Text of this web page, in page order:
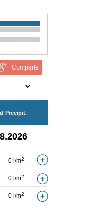
Comparte
Precipit.
0 l/m2
0 l/m2
0 l/m2